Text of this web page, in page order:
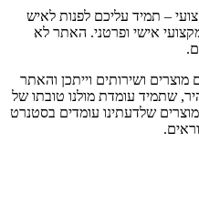
– תמיד עליכם לפנות לאיש
אישי ופרטני. האתר לא
מוצרים ושירותים וייתכן והאתר
שתמיד עומדת מולנו טובתו של
שלדעתינו עומדים בסטנרט